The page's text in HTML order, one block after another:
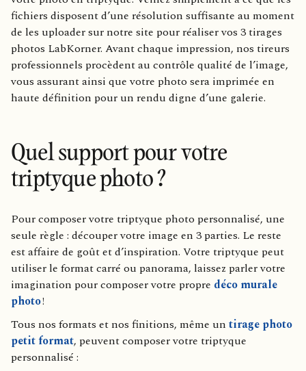
fichiers disposent d’une résolution suffisante au moment
de les uploader sur notre site pour réaliser vos 3 tirages
photos LabKorner. Avant chaque impression, nos tireurs
professionnels procèdent au contrôle qualité de l’image,
vous assurant ainsi que votre photo sera imprimée en
haute définition pour un rendu digne d’une galerie.
Quel support pour votre
triptyque photo ?
Pour composer votre triptyque photo personnalisé, une
seule règle : découper votre image en 3 parties. Le reste
est affaire de goût et d’inspiration. Votre triptyque peut
utiliser le format carré ou panorama, laissez parler votre
imagination pour composer votre propre déco murale
photo!
Tous nos formats et nos finitions, même un tirage photo
petit format, peuvent composer votre triptyque
personnalisé :